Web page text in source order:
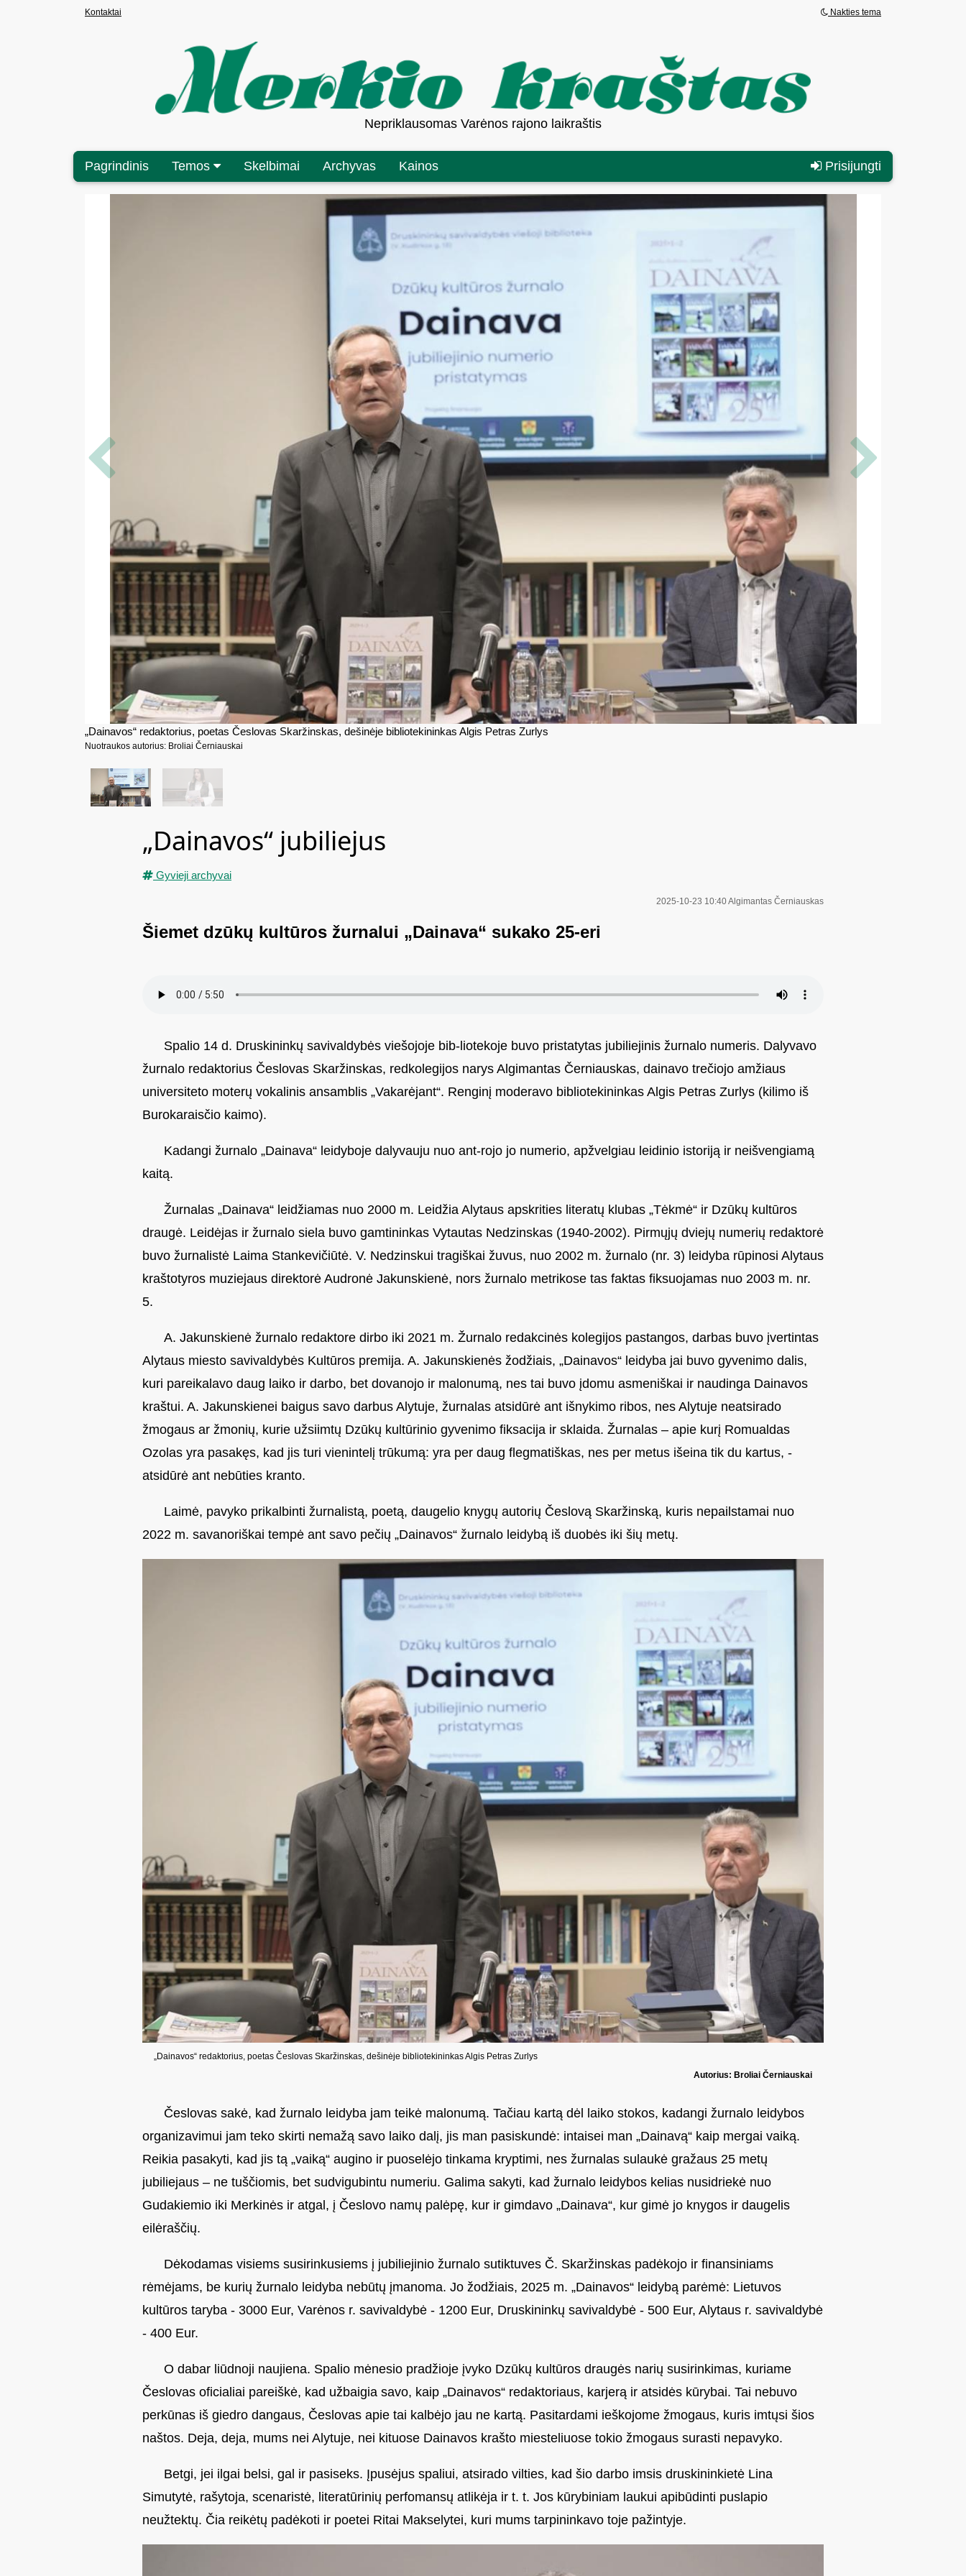
Nakties tema
Kontaktai
Nepriklausomas Varėnos rajono laikraštis
Prisijungti
Pagrindinis Temos Skelbimai Archyvas Kainos
„Dainavos“ redaktorius, poetas Česlovas Skaržinskas, dešinėje bibliotekininkas Algis Petras Zurlys
Nuotraukos autorius: Broliai Černiauskai
„Dainavos“ jubiliejus
Gyvieji archyvai
2025-10-23 10:40Algimantas Černiauskas
Šiemet dzūkų kultūros žurnalui „Dainava“ sukako 25-eri
Spalio 14 d. Druskininkų savivaldybės viešojoje bib-liotekoje buvo pristatytas jubiliejinis žurnalo numeris. Dalyvavo
žurnalo redaktorius Česlovas Skaržinskas, redkolegijos narys Algimantas Černiauskas, dainavo trečiojo amžiaus
universiteto moterų vokalinis ansamblis „Vakarėjant“. Renginį moderavo bibliotekininkas Algis Petras Zurlys (kilimo iš
Burokaraisčio kaimo).
Kadangi žurnalo „Dainava“ leidyboje dalyvauju nuo ant-rojo jo numerio, apžvelgiau leidinio istoriją ir neišvengiamą
kaitą.
Žurnalas „Dainava“ leidžiamas nuo 2000 m. Leidžia Alytaus apskrities literatų klubas „Tėkmė“ ir Dzūkų kultūros
draugė. Leidėjas ir žurnalo siela buvo gamtininkas Vytautas Nedzinskas (1940-2002). Pirmųjų dviejų numerių redaktorė
buvo žurnalistė Laima Stankevičiūtė. V. Nedzinskui tragiškai žuvus, nuo 2002 m. žurnalo (nr. 3) leidyba rūpinosi Alytaus
kraštotyros muziejaus direktorė Audronė Jakunskienė, nors žurnalo metrikose tas faktas fiksuojamas nuo 2003 m. nr.
5.
A. Jakunskienė žurnalo redaktore dirbo iki 2021 m. Žurnalo redakcinės kolegijos pastangos, darbas buvo įvertintas
Alytaus miesto savivaldybės Kultūros premija. A. Jakunskienės žodžiais, „Dainavos“ leidyba jai buvo gyvenimo dalis,
kuri pareikalavo daug laiko ir darbo, bet dovanojo ir malonumą, nes tai buvo įdomu asmeniškai ir naudinga Dainavos
kraštui. A. Jakunskienei baigus savo darbus Alytuje, žurnalas atsidūrė ant išnykimo ribos, nes Alytuje neatsirado
žmogaus ar žmonių, kurie užsiimtų Dzūkų kultūrinio gyvenimo fiksacija ir sklaida. Žurnalas – apie kurį Romualdas
Ozolas yra pasakęs, kad jis turi vienintelį trūkumą: yra per daug flegmatiškas, nes per metus išeina tik du kartus, -
atsidūrė ant nebūties kranto.
Laimė, pavyko prikalbinti žurnalistą, poetą, daugelio knygų autorių Česlovą Skaržinską, kuris nepailstamai nuo
2022 m. savanoriškai tempė ant savo pečių „Dainavos“ žurnalo leidybą iš duobės iki šių metų.
„Dainavos“ redaktorius, poetas Česlovas Skaržinskas, dešinėje bibliotekininkas Algis Petras Zurlys
Autorius: Broliai Černiauskai
Česlovas sakė, kad žurnalo leidyba jam teikė malonumą. Tačiau kartą dėl laiko stokos, kadangi žurnalo leidybos
organizavimui jam teko skirti nemažą savo laiko dalį, jis man pasiskundė: intaisei man „Dainavą“ kaip mergai vaiką.
Reikia pasakyti, kad jis tą „vaiką“ augino ir puoselėjo tinkama kryptimi, nes žurnalas sulaukė gražaus 25 metų
jubiliejaus – ne tuščiomis, bet sudvigubintu numeriu. Galima sakyti, kad žurnalo leidybos kelias nusidriekė nuo
Gudakiemio iki Merkinės ir atgal, į Česlovo namų palėpę, kur ir gimdavo „Dainava“, kur gimė jo knygos ir daugelis
eilėraščių.
Dėkodamas visiems susirinkusiems į jubiliejinio žurnalo sutiktuves Č. Skaržinskas padėkojo ir finansiniams
rėmėjams, be kurių žurnalo leidyba nebūtų įmanoma. Jo žodžiais, 2025 m. „Dainavos“ leidybą parėmė: Lietuvos
kultūros taryba - 3000 Eur, Varėnos r. savivaldybė - 1200 Eur, Druskininkų savivaldybė - 500 Eur, Alytaus r. savivaldybė
- 400 Eur.
O dabar liūdnoji naujiena. Spalio mėnesio pradžioje įvyko Dzūkų kultūros draugės narių susirinkimas, kuriame
Česlovas oficialiai pareiškė, kad užbaigia savo, kaip „Dainavos“ redaktoriaus, karjerą ir atsidės kūrybai. Tai nebuvo
perkūnas iš giedro dangaus, Česlovas apie tai kalbėjo jau ne kartą. Pasitardami ieškojome žmogaus, kuris imtųsi šios
naštos. Deja, deja, mums nei Alytuje, nei kituose Dainavos krašto miesteliuose tokio žmogaus surasti nepavyko.
Betgi, jei ilgai belsi, gal ir pasiseks. Įpusėjus spaliui, atsirado vilties, kad šio darbo imsis druskininkietė Lina
Simutytė, rašytoja, scenaristė, literatūrinių perfomansų atlikėja ir t. t. Jos kūrybiniam laukui apibūdinti puslapio
neužtektų. Čia reikėtų padėkoti ir poetei Ritai Makselytei, kuri mums tarpininkavo toje pažintyje.